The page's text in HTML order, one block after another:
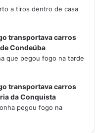
a tiros dentro de casa
transportava carros
Condeúba
que pegou fogo na tarde
transportava carros
da Conquista
pegou fogo na